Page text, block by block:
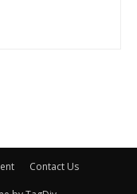
Contact Us